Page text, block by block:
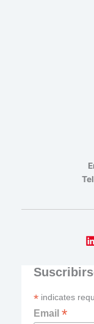
* indicates
Email *